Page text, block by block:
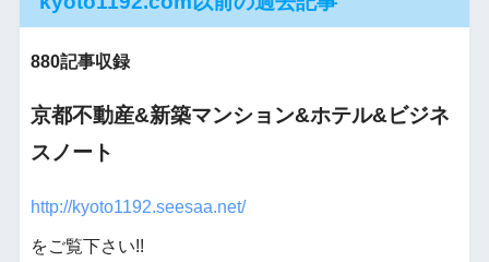
880記事収録
京都不動産&新築マンション&ホテル&ビジネ
スノート
http://kyoto1192.seesaa.net/
をご覧下さい!!